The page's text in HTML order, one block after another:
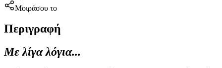
Μοιράσου το
Περιγραφή
Με λίγα λόγια...